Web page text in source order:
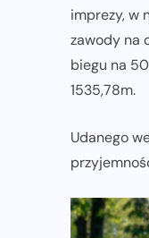
imprezy, w
zawody na
biegu na
1535,78m.
Udanego